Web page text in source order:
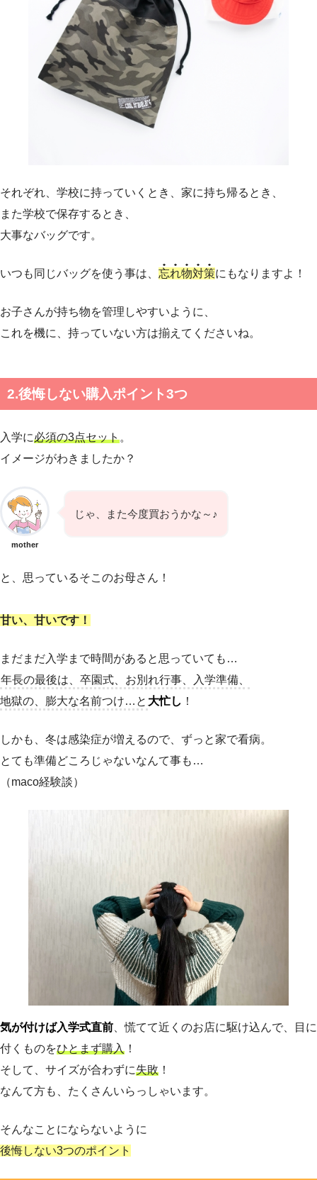
それぞれ、学校に持っていくとき、家に持ち帰るとき、
また学校で保存するとき、
大事なバッグです。
いつも同じバッグを使う事は、 忘れ物対策にもなりますよ！
お子さんが持ち物を管理しやすいように、
これを機に、持っていない方は揃えてくださいね。
2.後悔しない購入ポイント3つ
入学に必須の3点セット。
イメージがわきましたか？
mother
じゃ、また今度買おうかな～♪
と、思っているそこのお母さん！
甘い、甘いです！
まだまだ入学まで時間があると思っていても…
年長の最後は、卒園式、お別れ行事、入学準備、
地獄の、膨大な名前つけ…と 大忙し ！
しかも、冬は感染症が増えるので、ずっと家で看病。
とても準備どころじゃないなんて事も…
（maco経験談）
気が付けば入学式直前 、慌てて近くのお店に駆け込んで、目に
付くものをひとまず購入 ！
そして、サイズが合わずに失敗 ！
なんて方も、たくさんいらっしゃいます。
そんなことにならないように
後悔しない3つのポイント